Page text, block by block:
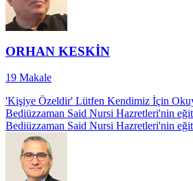
ORHAN KESKİN
19 Makale
'Kişiye Özeldir' Lütfen Kendimiz İçin
Bediüzzaman Said Nursi Hazretleri'nin
Bediüzzaman Said Nursi Hazretleri'nin